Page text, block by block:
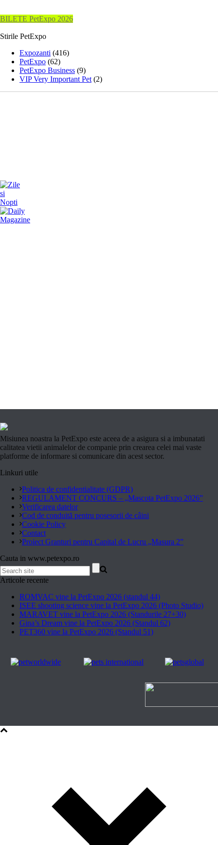
BILETE PetExpo 2026
Stirile PetExpo
Expozanti (416)
PetExpo (62)
PetExpo Business (9)
VIP Very Important Pet (2)
Misiunea noastra la PetExpo este aceea de a asigura si a imbunatati
calitatea vietii animalelor de companie prin crearea celei mai vaste
platforme de informare si comunicare din acest sector.
Linkuri utile
Politica de confidentialitate (GDPR)
REGULAMENT CONCURS – „Mascota PetExpo 2026”
Verificarea datelor
Cod de conduită pentru posesorii de câini
Cookie Policy
Contact
Proiect Granturi pentru Capital de Lucru „Masura 2”
Cauta in www.petexpo.ro
Articole recente
ROMVAC vine la PetExpo 2026 (standul 44)
ISEE shooting science vine la PetExpo 2026 (Photo Studio)
MARAVET vine la PetExpo 2026 (Standurile 27+30)
Gina’s Dream vine la PetExpo 2026 (Standul 62)
PET360 vine la PetExpo 2026 (Standul 51)